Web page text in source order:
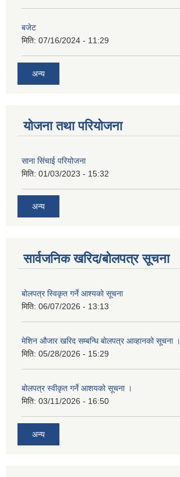
बजेट
मिति: 07/16/2024 - 11:29
अन्य
योजना तथा परियोजना
साना सिंचाई परियोजना
मिति: 01/03/2023 - 15:32
अन्य
सार्वजनिक खरिद/बोलपत्र सूचना
बोलपत्र स्विकृत गर्ने आश्यको सूचना
मिति: 06/07/2026 - 13:13
मेशिन औजार खरिद सम्बन्धि बोलपत्र आव्हानको सूचना ।
मिति: 05/28/2026 - 15:29
बोलपत्र स्वीकृत गर्ने आशयको सूचना ।
मिति: 03/11/2026 - 16:50
अन्य